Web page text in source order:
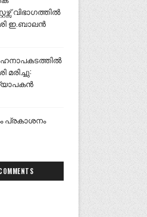
വിഭാഗത്തിൽ
ഇ.ബാലൻ
മരിച്ചു:
പ്രകാശനം